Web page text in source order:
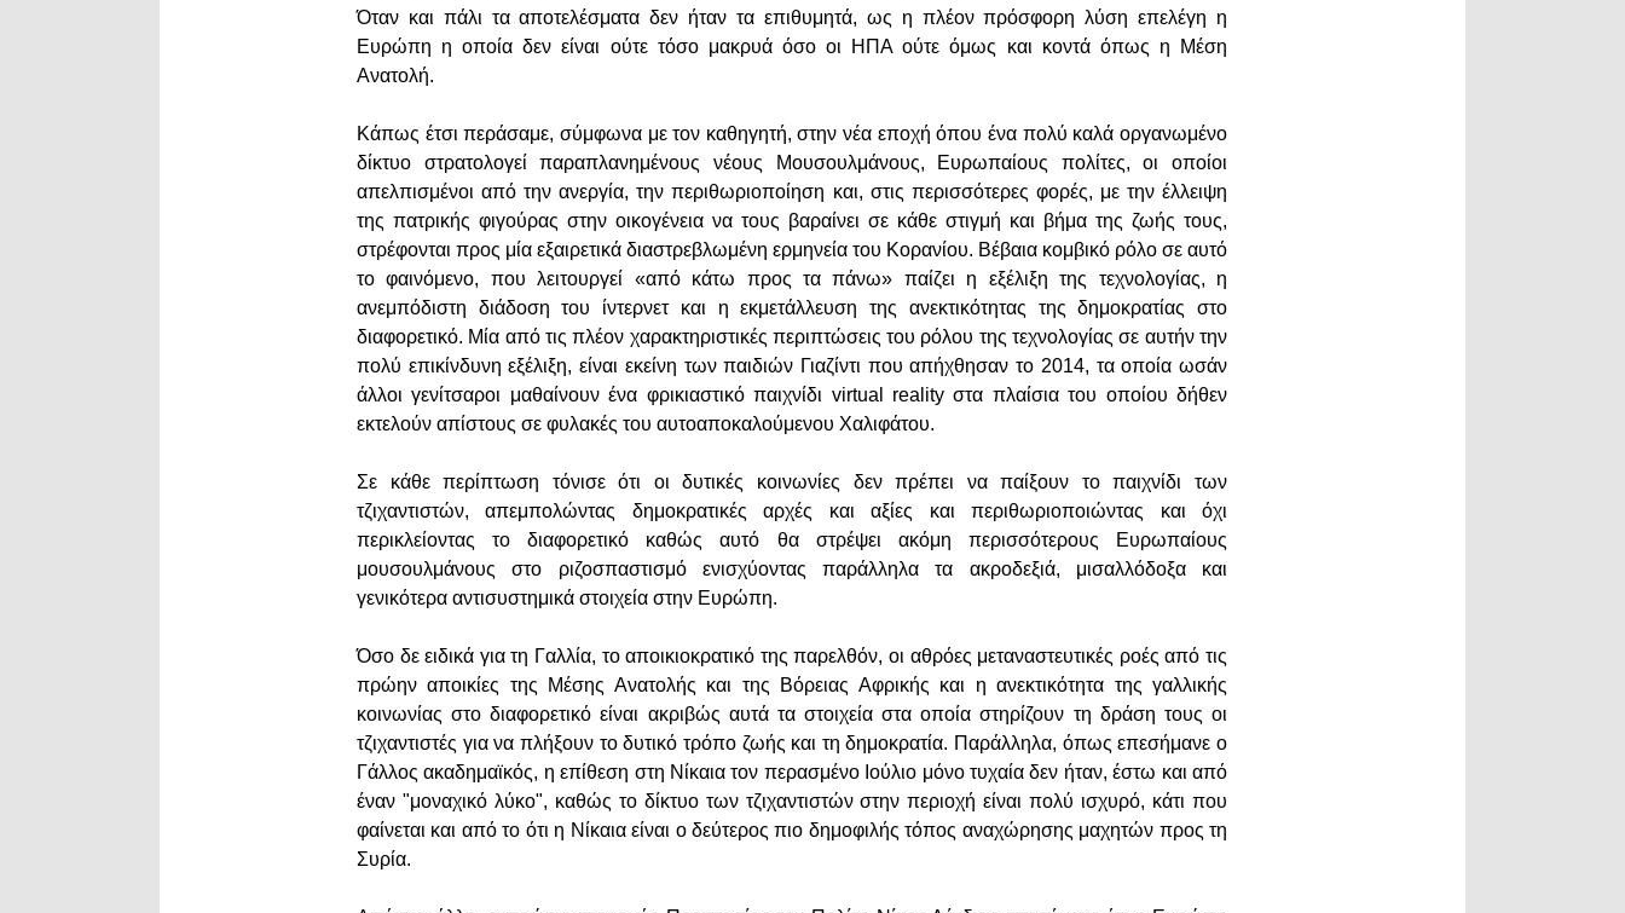
Όταν και πάλι τα αποτελέσματα δεν ήταν τα επιθυμητά, ως η πλέον πρόσφορη λύση επελέγη η
Ευρώπη η οποία δεν είναι ούτε τόσο μακρυά όσο οι ΗΠΑ ούτε όμως και κοντά όπως η Μέση
Ανατολή.
Κάπως έτσι περάσαμε, σύμφωνα με τον καθηγητή, στην νέα εποχή όπου ένα πολύ καλά οργανωμένο
δίκτυο στρατολογεί παραπλανημένους νέους Μουσουλμάνους, Ευρωπαίους πολίτες, οι οποίοι
απελπισμένοι από την ανεργία, την περιθωριοποίηση και, στις περισσότερες φορές, με την έλλειψη
της πατρικής φιγούρας στην οικογένεια να τους βαραίνει σε κάθε στιγμή και βήμα της ζωής τους,
στρέφονται προς μία εξαιρετικά διαστρεβλωμένη ερμηνεία του Κορανίου. Βέβαια κομβικό ρόλο σε αυτό
το φαινόμενο, που λειτουργεί «από κάτω προς τα πάνω» παίζει η εξέλιξη της τεχνολογίας, η
ανεμπόδιστη διάδοση του ίντερνετ και η εκμετάλλευση της ανεκτικότητας της δημοκρατίας στο
διαφορετικό. Μία από τις πλέον χαρακτηριστικές περιπτώσεις του ρόλου της τεχνολογίας σε αυτήν την
πολύ επικίνδυνη εξέλιξη, είναι εκείνη των παιδιών Γιαζίντι που απήχθησαν το 2014, τα οποία ωσάν
άλλοι γενίτσαροι μαθαίνουν ένα φρικιαστικό παιχνίδι virtual reality στα πλαίσια του οποίου δήθεν
εκτελούν απίστους σε φυλακές του αυτοαποκαλούμενου Χαλιφάτου.
Σε κάθε περίπτωση τόνισε ότι οι δυτικές κοινωνίες δεν πρέπει να παίξουν το παιχνίδι των
τζιχαντιστών, απεμπολώντας δημοκρατικές αρχές και αξίες και περιθωριοποιώντας και όχι
περικλείοντας το διαφορετικό καθώς αυτό θα στρέψει ακόμη περισσότερους Ευρωπαίους
μουσουλμάνους στο ριζοσπαστισμό ενισχύοντας παράλληλα τα ακροδεξιά, μισαλλόδοξα και
γενικότερα αντισυστημικά στοιχεία στην Ευρώπη.
Όσο δε ειδικά για τη Γαλλία, το αποικιοκρατικό της παρελθόν, οι αθρόες μεταναστευτικές ροές από τις
πρώην αποικίες της Μέσης Ανατολής και της Βόρειας Αφρικής και η ανεκτικότητα της γαλλικής
κοινωνίας στο διαφορετικό είναι ακριβώς αυτά τα στοιχεία στα οποία στηρίζουν τη δράση τους οι
τζιχαντιστές για να πλήξουν το δυτικό τρόπο ζωής και τη δημοκρατία. Παράλληλα, όπως επεσήμανε ο
Γάλλος ακαδημαϊκός, η επίθεση στη Νίκαια τον περασμένο Ιούλιο μόνο τυχαία δεν ήταν, έστω και από
έναν "μοναχικό λύκο", καθώς το δίκτυο των τζιχαντιστών στην περιοχή είναι πολύ ισχυρό, κάτι που
φαίνεται και από το ότι η Νίκαια είναι ο δεύτερος πιο δημοφιλής τόπος αναχώρησης μαχητών προς τη
Συρία.